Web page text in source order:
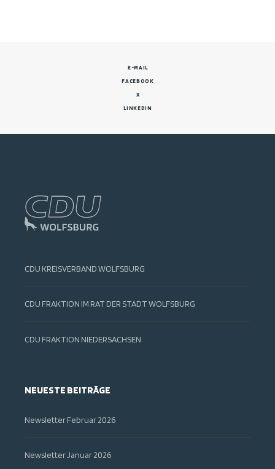
E-MAIL
FACEBOOK
X
LINKEDIN
CDU KREISVERBAND WOLFSBURG
CDU FRAKTION IM RAT DER STADT WOLFSBURG
CDU FRAKTION NIEDERSACHSEN
NEUESTE BEITRÄGE
Newsletter Februar 2026
Newsletter Januar 2026